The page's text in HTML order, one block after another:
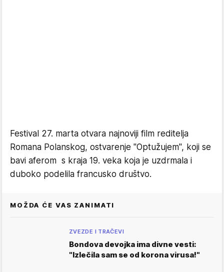
Festival 27. marta otvara najnoviji film reditelja
Romana Polanskog, ostvarenje "Optužujem", koji se
bavi aferom s kraja 19. veka koja je uzdrmala i
duboko podelila francusko društvo.
MOŽDA ĆE VAS ZANIMATI
ZVEZDE I TRAČEVI
Bondova devojka ima divne vesti:
"Izlečila sam se od korona virusa!"